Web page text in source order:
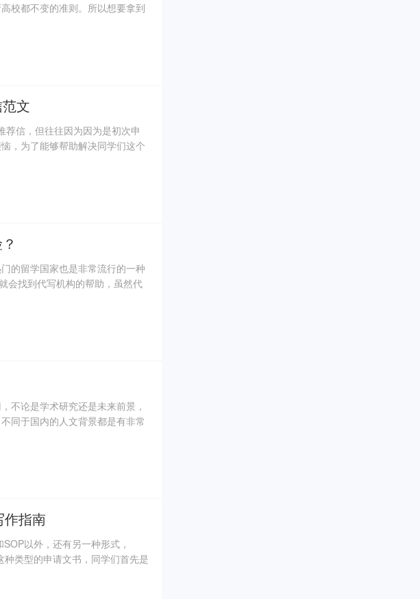
校都不变的准则。所以想要拿到
上，还有各种essay需要完成，
文
信，但往往因为因为是初次申
，为了能够帮助解决同学们这个
帮助。
的留学国家也是非常流行的一种
会找到代写机构的帮助，虽然代
不论是学术研究还是未来前景，
同于国内的人文背景都是有非常
接受了代写这个行业，也因为这
作指南
以外，还有另一种形式，
类型的申请文书，同学们首先是
写。